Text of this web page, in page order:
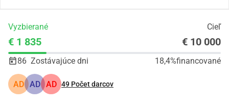
Vyzbierané Cieľ
€ 1 835 € 10 000
86 Zostávajúce dni 18,4%financované
AD AD AD 49 Počet darcov